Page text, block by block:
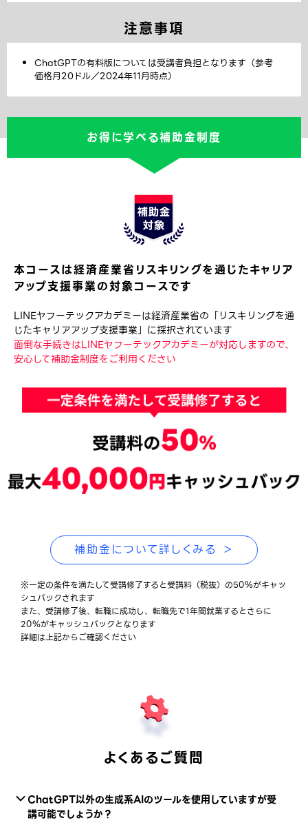
注意事項
ChatGPTの有料版については受講者負担となります（参考
価格月20ドル／2024年11月時点）
お得に学べる補助金制度
本コースは経済産業省リスキリングを通じたキャリア
アップ支援事業の対象コースです
LINEヤフーテックアカデミーは経済産業省の「リスキリングを通
じたキャリアアップ支援事業」に採択されています
面倒な手続きはLINEヤフーテックアカデミーが対応しますので、
安心して補助金制度をご利用ください
補助金について詳しくみる ＞
※一定の条件を満たして受講修了すると受講料（税抜）の50％がキャッ
シュバックされます
また、受講修了後、転職に成功し、転職先で1年間就業するとさらに
20％がキャッシュバックとなります
詳細は上記からご確認ください
よくあるご質問
ChatGPT以外の生成系AIのツールを使用していますが受
講可能でしょうか？